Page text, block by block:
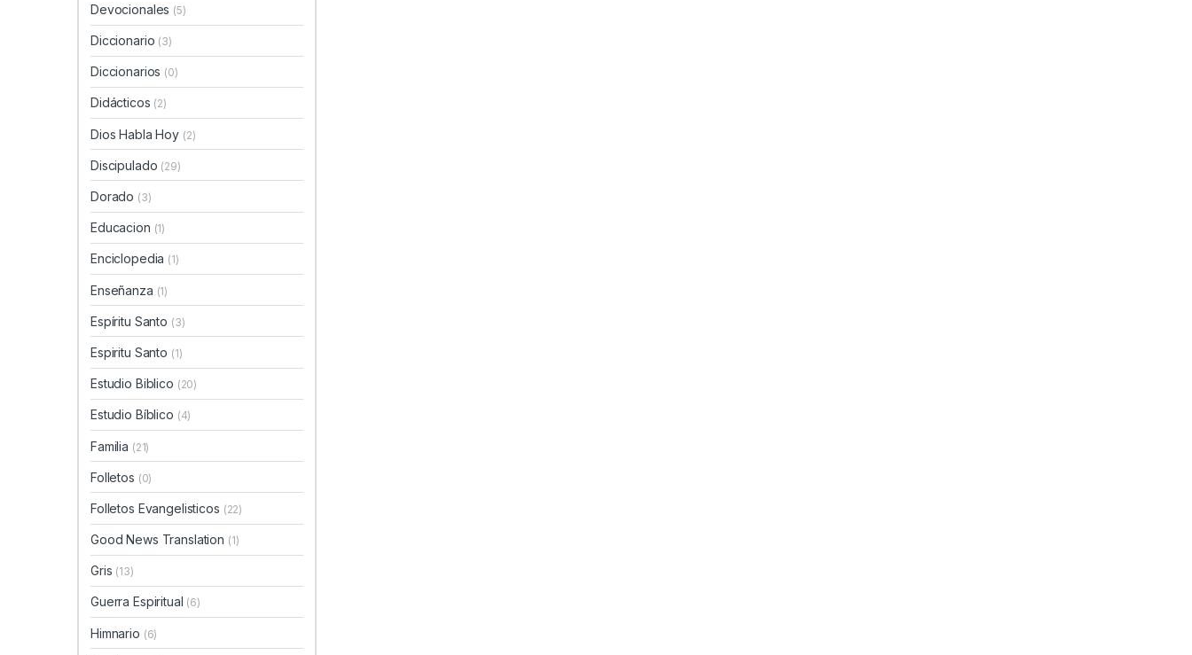
Devocionales (5)
Diccionario (3)
Diccionarios (0)
Didácticos (2)
Dios Habla Hoy (2)
Discipulado (29)
Dorado (3)
Educacion (1)
Enciclopedia (1)
Enseñanza (1)
Espíritu Santo (3)
Espiritu Santo (1)
Estudio Biblico (20)
Estudio Bíblico (4)
Familia (21)
Folletos (0)
Folletos Evangelisticos (22)
Good News Translation (1)
Gris (13)
Guerra Espiritual (6)
Himnario (6)